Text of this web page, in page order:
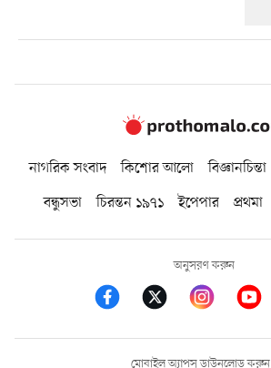
নাগরিক সংবাদ কিশোর আলো বিজ্ঞানচিন্তা
বন্ধুসভা
চিরন্তন ১৯৭১ ইপেপার প্রথমা
অনুসরণ করুন
মোবাইল অ্যাপস ডাউনলোড করুন